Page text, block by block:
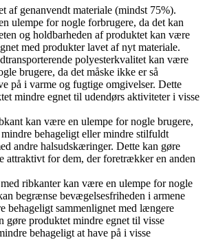
af genanvendt materiale (mindst 75%).
ulempe for nogle forbrugere, da det kan
og holdbarheden af produktet kan være
med produkter lavet af nyt materiale.
polyesterkvalitet kan være
brugere, da det måske ikke er så
på i varme og fugtige omgivelser. Dette
mindre egnet til udendørs aktiviteter i visse
kan være en ulempe for nogle brugere,
behageligt eller mindre stilfuldt
andre halsudskæringer. Dette kan gøre
attraktivt for dem, der foretrækker en anden
ribkanter kan være en ulempe for nogle
begrænse bevægelsesfriheden i armene
behageligt sammenlignet med længere
gøre produktet mindre egnet til visse
behageligt at have på i visse